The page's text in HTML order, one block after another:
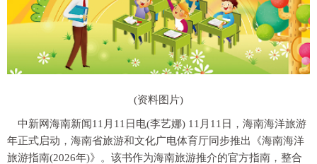
(资料图片)
中新网海南新闻11月11日电(李艺娜) 11月11日，海南海洋旅游
年正式启动，海南省旅游和文化广电体育厅同步推出《海南海洋
旅游指南(2026年)》。该书作为海南旅游推介的官方指南，整合